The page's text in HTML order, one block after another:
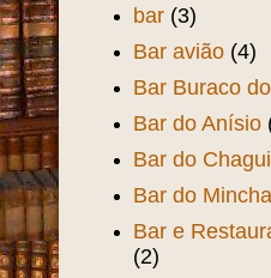
bar (3)
Bar avião (4)
Bar Buraco
Bar do Anísio
Bar do
Bar do
Bar e
(2)